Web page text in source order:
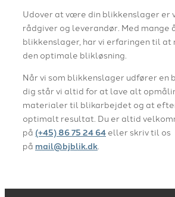
Udover at være din blikkenslager er
rådgiver og leverandør. Med mange
blikkenslager, har vi erfaringen til at
den optimale blikløsning.
​Når vi som blikkenslager udfører en
dig står vi altid for at lave alt
materialer til blikarbejdet og at
optimalt resultat. Du er altid
på (+45) 86 75 24 64 eller skriv til os
på mail@bjblik.dk.